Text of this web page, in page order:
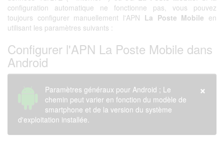
configuration automatique ne fonctionne pas, vous pouvez
toujours configurer manuellement l'APN La Poste Mobile en
utilisant les paramètres suivants :
Configurer l'APN La Poste Mobile dans
Android
×
Paramètres généraux pour Android ; Le
chemin peut varier en fonction du modèle de
smartphone et de la version du système
d'exploitation installée.